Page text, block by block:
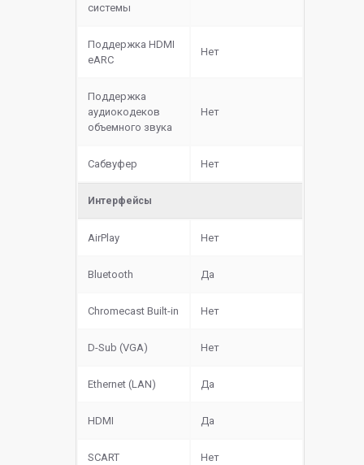
системы
Поддержка HDMI
eARC
Нет
Поддержка
аудиокодеков
объемного звука
Нет
Сабвуфер Нет
Интерфейсы
AirPlay Нет
Bluetooth Да
Chromecast Built-in Нет
D-Sub (VGA) Нет
Ethernet (LAN) Да
HDMI Да
SCART Нет